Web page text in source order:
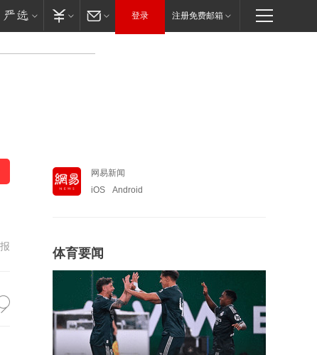
登录 注册免费邮箱
网易新闻
iOS
Android
体育要闻